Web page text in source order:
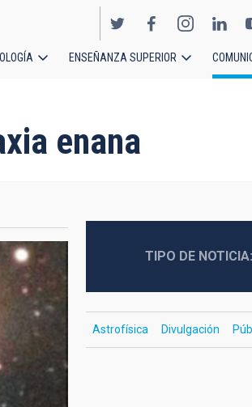
ENSEÑANZA SUPERIOR
enana
TIPO DE NOTICIA
Astrofísica Divulgación